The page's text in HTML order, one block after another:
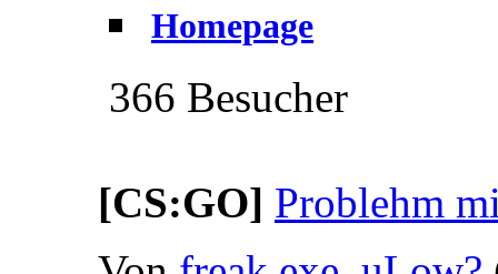
Homepage
366 Besucher
[CS:GO] Problehm